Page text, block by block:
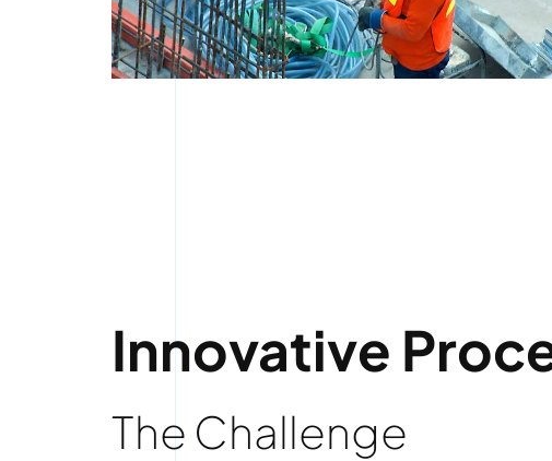
Innovative
The Challenge